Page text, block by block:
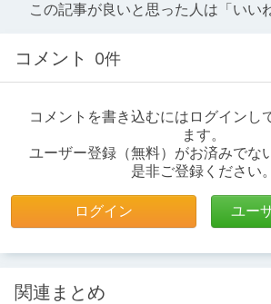
この記事が良いと思った人は「いい
コメント 0件
コメントを書き込むにはログインし
ます。
ユーザー登録（無料）がお済みでな
是非ご登録ください。
ログイン ユー
関連まとめ